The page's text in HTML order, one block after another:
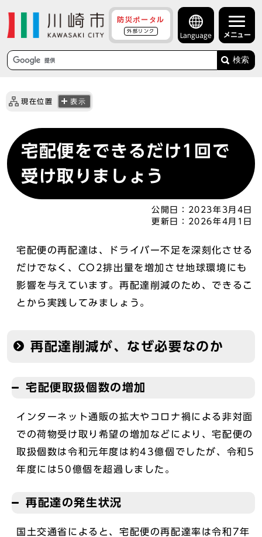
防災ポータル
外部リンク
Language メニュー
検索
現在位置 表示
宅配便をできるだけ1回で
受け取りましょう
公開日：
2023年3月4日
更新日：
2026年4月1日
宅配便の再配達は、ドライバー不足を深刻化させる
だけでなく、CO2排出量を増加させ地球環境にも
影響を与えています。再配達削減のため、できるこ
とから実践してみましょう。
再配達削減が、なぜ必要なのか
宅配便取扱個数の増加
インターネット通販の拡大やコロナ禍による非対面
での荷物受け取り希望の増加などにより、宅配便の
取扱個数は令和元年度は約43億個でしたが、令和5
年度には50億個を超過しました。
再配達の発生状況
国土交通省によると、宅配便の再配達率は令和7年